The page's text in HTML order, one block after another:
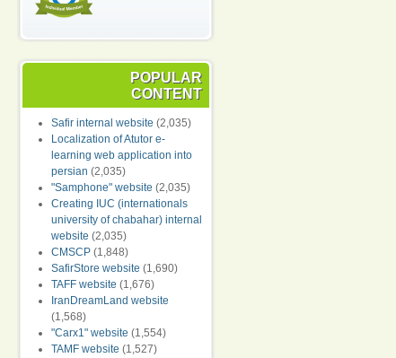
POPULAR
CONTENT
Safir internal website (2,035)
Localization of Atutor e-
learning web application into
persian (2,035)
"Samphone" website (2,035)
Creating IUC (internationals
university of chabahar) internal
website (2,035)
CMSCP (1,848)
SafirStore website (1,690)
TAFF website (1,676)
IranDreamLand website
(1,568)
"Carx1" website (1,554)
TAMF website (1,527)